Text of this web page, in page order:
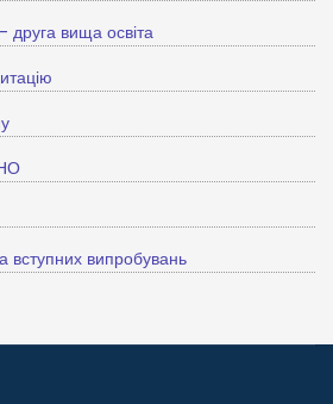
вища освіта
вступних випробувань